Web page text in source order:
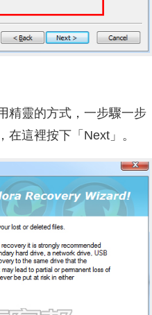
精靈的方式，一步驟一步
這裡按下「Next」。